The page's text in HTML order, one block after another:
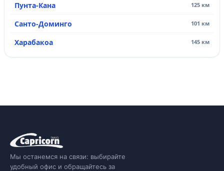
Пунта-Кана 125 км
Санто-Доминго 101 км
Харабакоа 145 км
Мы останемся на связи: выбирайте
удобный офис и обращайтесь за